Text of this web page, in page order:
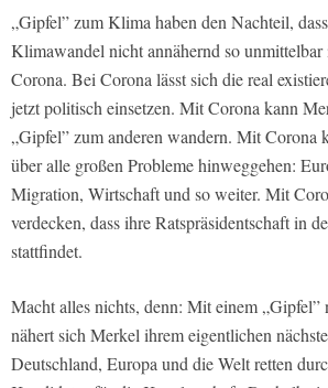
„Gipfel” zum Klima haben den Nachteil,
Klimawandel nicht annähernd so
Corona. Bei Corona lässt sich die real
jetzt politisch einsetzen. Mit Corona kann
„Gipfel” zum anderen wandern. Mit Corona
über alle großen Probleme hinweggehen:
Migration, Wirtschaft und so weiter. Mit
verdecken, dass ihre Ratspräsidentschaft in
stattfindet.
Macht alles nichts, denn: Mit einem „Gipfel”
nähert sich Merkel ihrem eigentlichen
Deutschland, Europa und die Welt retten